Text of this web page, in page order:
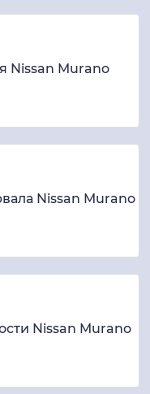
Nissan Murano
Nissan Murano
Nissan Murano